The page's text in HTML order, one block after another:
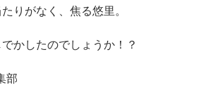
りがなく、焦る悠里。
かしたのでしょうか！？
部